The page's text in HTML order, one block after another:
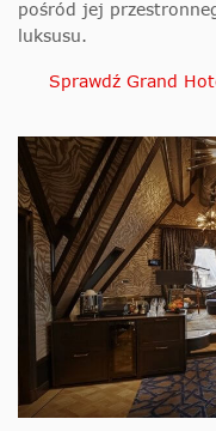
pośród jej
luksusu.
Sprawdź Grand